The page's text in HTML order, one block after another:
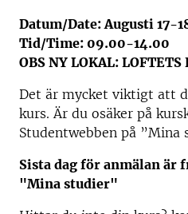
Datum/Date: Augusti 17-
Tid/Time: 09.00-14.00
OBS NY LOKAL: LOFTETS
Det är mycket viktigt att
kurs. Är du osäker på
Studentwebben på ”Mina
Sista dag för anmälan är
"Mina studier"